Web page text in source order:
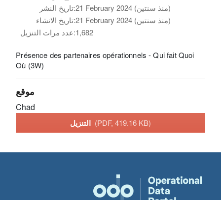
تاريخ النشر:
21 February 2024 (منذ سنتين)
تاريخ الانشاء:
21 February 2024 (منذ سنتين)
عدد مرات التنزيل:1,682
Présence des partenaires opérationnels - Qui fait Quoi
Où (3W)
موقع
Chad
(PDF, 419.16 KB)